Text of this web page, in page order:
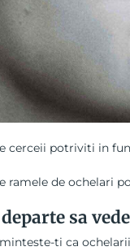
cerceii potriviti in
ramele de ochelari
sa
ti ca